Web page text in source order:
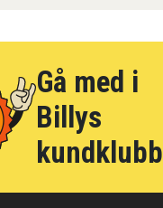
Gå med i
Billys
kundklubb